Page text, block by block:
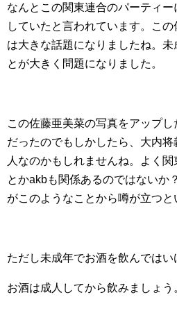
なんとこの関東連合のパーティ
していたと言われています。こ
は大きな話題になりましたね。未
とが大きく問題になりました。
この佐藤亜美菜の写真をアップ
だったのでもしかしたら、大内
人なのかもしれませんね。よく
とかakbも関係あるのではないか
がこのようなことから噂が立つと
ただし未成年でお酒を飲んではい
お酒は成人してから飲みましょう